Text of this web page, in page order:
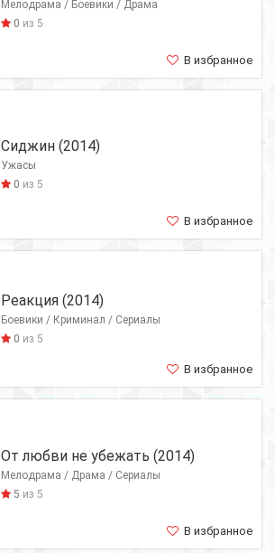
Мелодрама / Боевики / Драма
0 из 5
В избранное
Сиджин (2014)
Ужасы
0 из 5
В избранное
Реакция (2014)
Боевики / Криминал / Сериалы
0 из 5
В избранное
От любви не убежать (2014)
Мелодрама / Драма / Сериалы
5 из 5
В избранное